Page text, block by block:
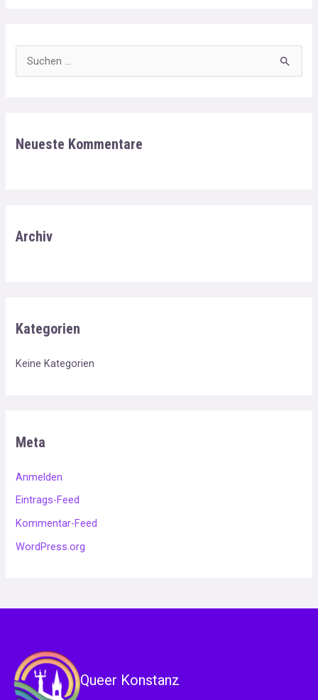
e
c
Neueste Kommentare
Archiv
Kategorien
Keine Kategorien
Meta
Anmelden
Eintrags-Feed
Kommentar-Feed
WordPress.org
Queer Konstanz